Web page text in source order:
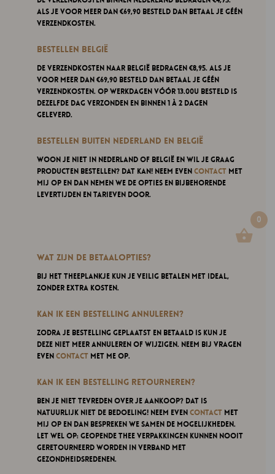
Als je voor meer dan €69,90 besteld dan betaal je géén
verzendkosten.
Bestellen België
De verzendkosten naar België bedragen €8,95. Als je
voor meer dan €69,90 besteld dan betaal je géén
verzendkosten. Op werkdagen vóór 13.00u besteld is
dezelfde dag verzonden en binnen 1 à 2 dagen
geleverd.
Bestellen buiten Nederland en België
Woon je niet in Nederland of België en wil je graag
producten bestellen? Dat kan! Neem evencontact met
mij op en dan nemen we de opties en bijbehorende
levertijden en tarieven door.
Wat zijn de betaalopties?
Bij Het Theeplankje kun je veilig betalen met iDeal,
zonder extra kosten.
Kan ik een bestelling annuleren?
Zodra je bestelling geplaatst en betaald is kun je
deze niet meer annuleren of wijzigen. Neem bij vragen
evencontact met me op.
Kan ik een bestelling retourneren?
Ben je niet tevreden over je aankoop? Dat is
natuurlijk niet de bedoeling! Neem evencontact met
mij op en dan bespreken we samen de mogelijkheden.
Let wel op: geopende thee verpakkingen kunnen nooit
geretourneerd worden in verband met
gezondheidsredenen.
0